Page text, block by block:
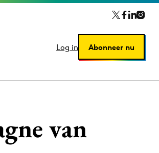
Log in Abonneer nu
Log in Abonneer nu
van